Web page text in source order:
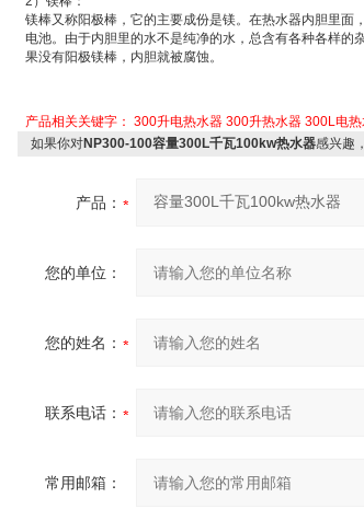
镁棒又称阳极棒 ，它的主要成份是镁。在热水器内胆里
电池。由于内胆里的水不是纯净的水，总含有各种各样的
果没有阳极镁棒，内胆就被腐蚀。
产品相关关键字： 300升电热水器 300升热水器 300L电热
如果你对NP300-100容量300L千瓦100kw热水器感兴趣
产品：
您的单位：
您的姓名：
联系电话：
常用邮箱：